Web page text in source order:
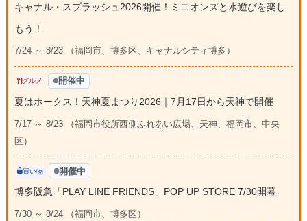
キャナル・スプラッシュ2026開催！ミニオンズと水遊びを楽し
もう！
7/24 ～ 8/23 （福岡市、博多区、キャナルシティ博多）
グルメ 開催中
夏はホークス！天神夏まつり2026｜7月17日から天神で開催
7/17 ～ 8/23 （福岡市役所西側ふれあい広場、天神、福岡市、中央
区）
買い物 開催中
博多阪急「PLAY LINE FRIENDS」POP UP STORE 7/30開幕
7/30 ～ 8/24 （福岡市、博多区）